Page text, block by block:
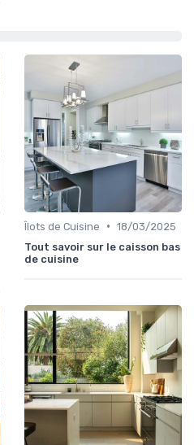
Îlots de Cuisine • 18/03/2025
Tout savoir sur le caisson bas
de cuisine